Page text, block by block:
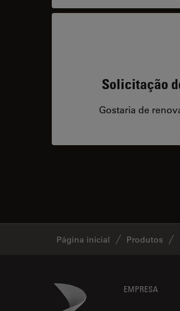
Solicitação
Gostaria de
Página inicial Produtos
Danaher Logo EMPRESA